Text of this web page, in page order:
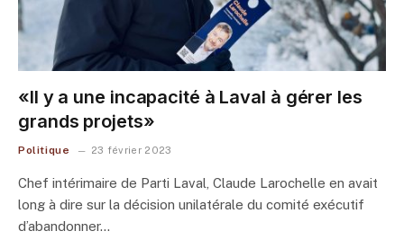
«Il y a une incapacité à Laval à gérer les
grands projets»
Politique 23 février 2023
Chef intérimaire de Parti Laval, Claude Larochelle en avait
long à dire sur la décision unilatérale du comité exécutif
d’abandonner…